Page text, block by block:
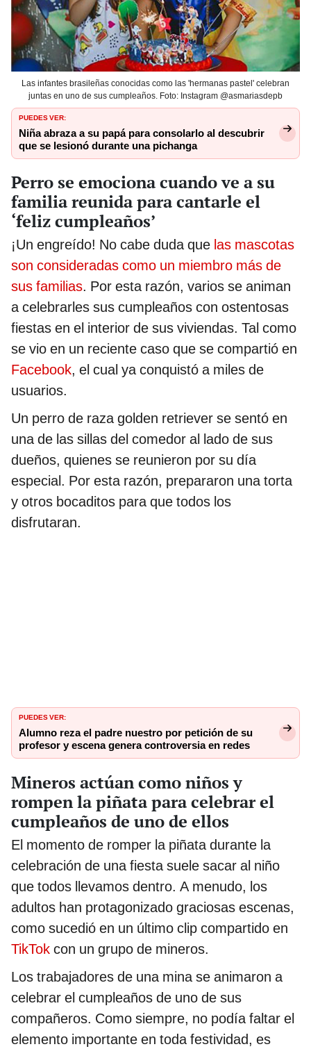
Las infantes brasileñas conocidas como las 'hermanas pastel' celebran
juntas en uno de sus cumpleaños. Foto: Instagram @asmariasdepb
PUEDES VER:
Niña abraza a su papá para consolarlo al descubrir
que se lesionó durante una pichanga
Perro se emociona cuando ve a su
familia reunida para cantarle el
‘feliz cumpleaños’
¡Un engreído! No cabe duda que las mascotas
son consideradas como un miembro más de
sus familias. Por esta razón, varios se animan
a celebrarles sus cumpleaños con ostentosas
fiestas en el interior de sus viviendas. Tal como
se vio en un reciente caso que se compartió en
Facebook, el cual ya conquistó a miles de
usuarios.
Un perro de raza golden retriever se sentó en
una de las sillas del comedor al lado de sus
dueños, quienes se reunieron por su día
especial. Por esta razón, prepararon una torta
y otros bocaditos para que todos los
disfrutaran.
PUEDES VER:
Alumno reza el padre nuestro por petición de su
profesor y escena genera controversia en redes
Mineros actúan como niños y
rompen la piñata para celebrar el
cumpleaños de uno de ellos
El momento de romper la piñata durante la
celebración de una fiesta suele sacar al niño
que todos llevamos dentro. A menudo, los
adultos han protagonizado graciosas escenas,
como sucedió en un último clip compartido en
TikTok con un grupo de mineros.
Los trabajadores de una mina se animaron a
celebrar el cumpleaños de uno de sus
compañeros. Como siempre, no podía faltar el
elemento importante en toda festividad, es